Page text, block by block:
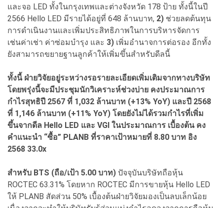
และจอ LED ทั้งในกรุงเทพและต่างจังหวัด 178 ป้าย ทั้งนี้ในปี
2566 Hello LED มีรายได้อยู่ที่ 648 ล้านบาท, 2) ช่วยลดต้นทุน
การดำเนินงานและเพิ่มประสิทธิภาพในการบริหารจัดการ
เช่นค่าเช่า ค่าซ่อมบำรุง และ 3) เพิ่มอำนาจการต่อรอง อีกทั้ง
ยังสามารถขยายฐานลูกค้าให้เพิ่มขึ้นสำหรับดีลนี้
ทั้งนี้ ฝ่ายวิจัยอยู่ระหว่างรอรายละเอียดเพิ่มเติมจากทางบริษัท
โดยพรุ่งนี้จะมีประชุมนักวิเคราะห์ช่วงบ่าย คงประมาณการ
กำไรสุทธิปี 2567 ที่ 1,032 ล้านบาท (+13% YoY) และปี 2568
ที่ 1,146 ล้านบาท (+11% YoY) โดยยังไม่ได้รวมกำไรที่เพิ่ม
ขึ้นจากดีล Hello LED และ VGI ในประมาณการ เบื้องต้น คง
คำแนะนำ “ซื้อ” PLANB ที่ราคาเป้าหมายที่ 8.80 บาท อิง
2568 33.0x
สำหรับ BTS (ถือ/เป้า 5.00 บาท) ปัจจุบันบริษัทถือหุ้น
ROCTEC 63.31% โดยหาก ROCTEC มีการขายหุ้น Hello LED
ให้ PLANB สัดส่วน 50% เบื้องต้นฝ่ายวิจัยมองเป็นลบเล็กน้อย